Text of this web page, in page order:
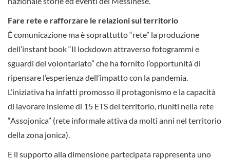
Fare rete e rafforzare le relazioni sul territorio
È comunicazione ma è soprattutto “rete” la produzione
dell’instant book “Il lockdown attraverso fotogrammi e
sguardi del volontariato” che ha fornito l’opportunità di
ripensare l’esperienza dell’impatto con la pandemia.
L’iniziativa ha infatti promosso il protagonismo e la capacità
di lavorare insieme di 15 ETS del territorio, riuniti nella rete
“Assojonica” (rete informale attiva da molti anni nel territorio
della zona jonica).
E il supporto alla dimensione partecipata rappresenta uno